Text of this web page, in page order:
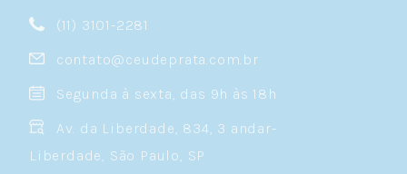
(11) 3101-2281
contato@ceudeprata.com.br
Segunda à sexta, das 9h às 18h
Av. da Liberdade, 834, 3 andar-
Liberdade, São Paulo, SP